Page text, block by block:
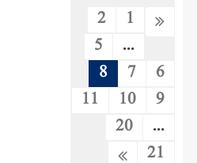
1
2
...
5
6
7
8
9
10
11
...
20
21